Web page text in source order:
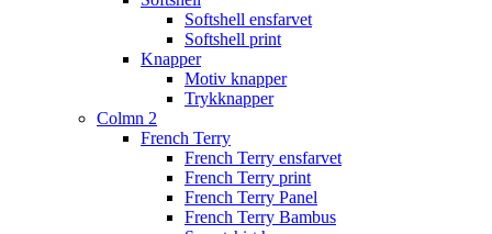
Softshell ensfarvet
Softshell print
Knapper
Motiv knapper
Trykknapper
Colmn 2
French Terry
French Terry ensfarvet
French Terry print
French Terry Panel
French Terry Bambus